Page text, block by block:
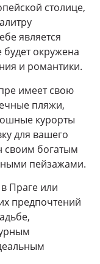
столице,
является
окружена
и романтики.
имеет свою
пляжи,
курорты
для вашего
своим богатым
пейзажами.
Праге или
предпочтений